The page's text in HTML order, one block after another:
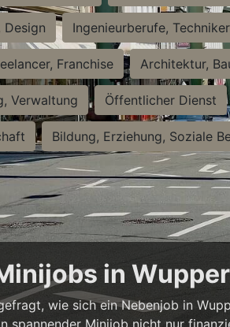
Design Ingenieurberufe, Techniker
Franchise Architektur,
Verwaltung Öffentlicher Dienst
Bildung, Erziehung, Soziale
in
wie sich ein Nebenjob in